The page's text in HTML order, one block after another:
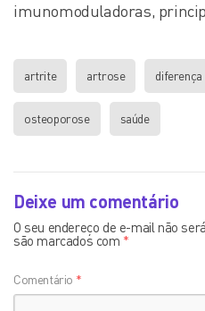
imunomoduladoras,
artrite artrose diferença
osteoporose saúde
Deixe um comentário
O seu endereço de e-mail não
são marcados com *
Comentário *